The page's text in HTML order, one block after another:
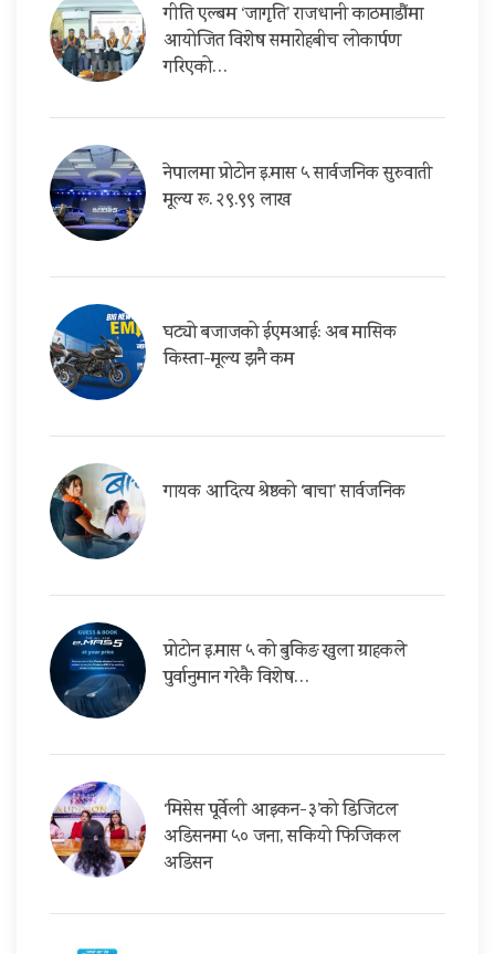
गीति एल्बम ‘जागृति’ राजधानी काठमाडौंमा
आयोजित विशेष समारोहबीच लोकार्पण
गरिएको…
नेपालमा प्रोटोन इ.मास ५ सार्वजनिक सुरुवाती
मूल्य रू. २९.९९ लाख
घट्यो बजाजको ईएमआई: अब मासिक
किस्ता-मूल्य झनै कम
गायक आदित्य श्रेष्ठको ‘बाचा’ सार्वजनिक
प्रोटोन इ.मास ५ को बुकिङ खुला ग्राहकले
पुर्वानुमान गरेकै विशेष…
‘मिसेस पूर्वेली आइकन-३’को डिजिटल
अडिसनमा ५० जना, सकियो फिजिकल
अडिसन